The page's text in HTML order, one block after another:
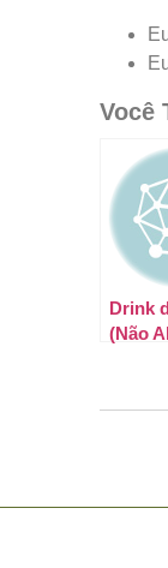
Você
Drink
(Não